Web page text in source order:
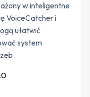
w inteligentne
VoiceCatcher i
ułatwić
system